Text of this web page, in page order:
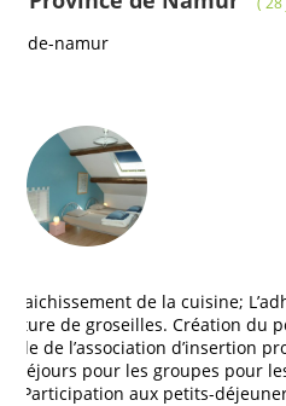
de-namur
de la cuisine;
de groseilles. Création du
de l’association d’insertion
séjours pour les groupes pour
Participation aux petits-